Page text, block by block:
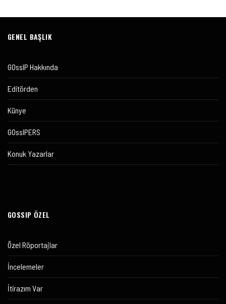
GENEL BAŞLIK
GOssIP Hakkında
Editörden
Künye
GOssIPERS
Konuk Yazarlar
GOSSIP ÖZEL
Özel Röportajlar
İncelemeler
İtirazım Var